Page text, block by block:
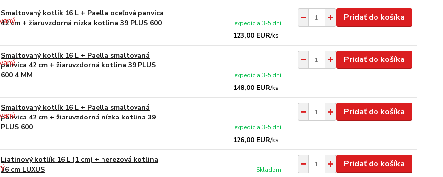
Smaltovaný kotlík 16 L + Paella oceľová panvica
42 cm + žiaruvzdorná nízka kotlina 39 PLUS 600
123,00 EUR/ks
expedícia 3-5 dní
Pridať do košíka
Smaltovaný kotlík 16 L + Paella smaltovaná
panvica 42 cm + žiaruvzdorná kotlina 39 PLUS
600 4 MM
148,00 EUR/ks
expedícia 3-5 dní
Pridať do košíka
Smaltovaný kotlík 16 L + Paella smaltovaná
panvica 42 cm + žiaruvzdorná nízka kotlina 39
PLUS 600
126,00 EUR/ks
expedícia 3-5 dní
Pridať do košíka
Liatinový kotlík 16 L (1 cm) + nerezová kotlina
36 cm LUXUS
Skladom
Pridať do košíka